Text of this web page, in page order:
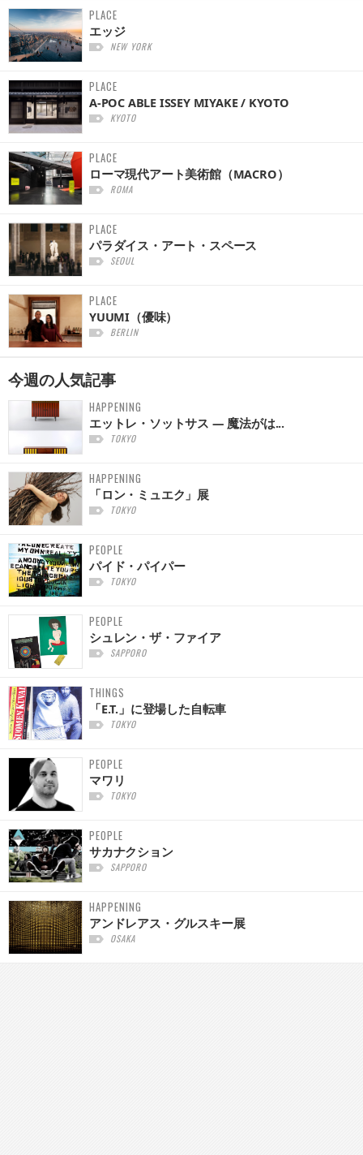
PLACE
エッジ
NEW YORK
PLACE
A-POC ABLE ISSEY MIYAKE / KYOTO
KYOTO
PLACE
ローマ現代アート美術館（MACRO）
ROMA
PLACE
パラダイス・アート・スペース
SEOUL
PLACE
YUUMI（優味）
BERLIN
今週の人気記事
HAPPENING
エットレ・ソットサス — 魔法がは...
TOKYO
HAPPENING
「ロン・ミュエク」展
TOKYO
PEOPLE
パイド・パイパー
TOKYO
PEOPLE
シュレン・ザ・ファイア
SAPPORO
THINGS
「E.T.」に登場した自転車
TOKYO
PEOPLE
マワリ
TOKYO
PEOPLE
サカナクション
SAPPORO
HAPPENING
アンドレアス・グルスキー展
OSAKA